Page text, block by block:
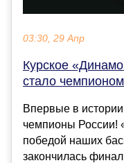
03:30, 29 Апр
Курское
стало
Впервые в
чемпионы России!
победой наших
закончилась